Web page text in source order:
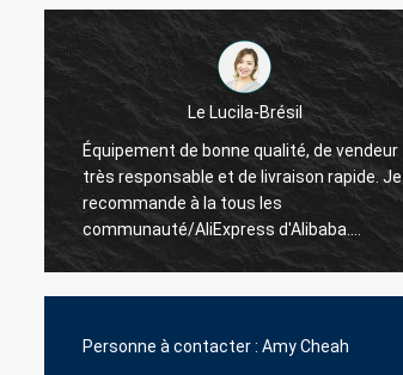
de vendeur
rapide. Je
d'Alibaba.
plus d'unités.
La
Le best-seller, la bonne
délai de livraison rapide
Personne à contacter : Amy Cheah